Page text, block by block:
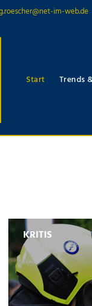
im-web.de
Start Trends
KRITIS